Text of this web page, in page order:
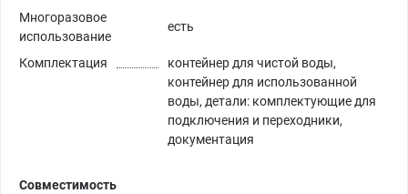
Многоразовое
использование
есть
Комплектация
контейнер для чистой воды,
контейнер для использованной
воды, детали: комплектующие для
подключения и переходники,
документация
Совместимость